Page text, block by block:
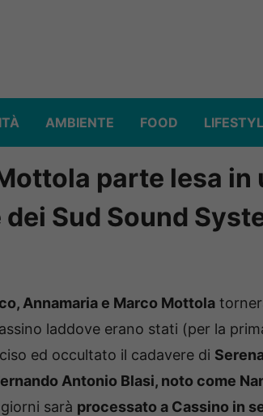
AMBIENTE FOOD
parte lesa in
Sud Sound
Annamaria e Marco Mottola
laddove erano stati (per la
ed occultato il cadavere di
Antonio Blasi, noto come
sarà processato a Cassino in